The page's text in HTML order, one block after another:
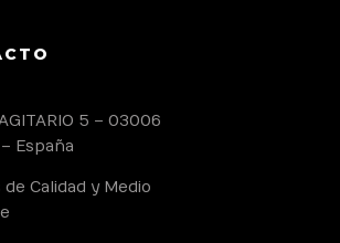
5 – 03006
España
Calidad y Medio